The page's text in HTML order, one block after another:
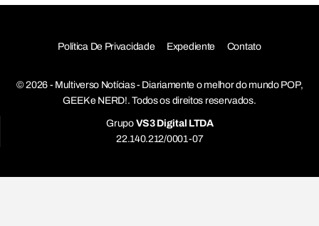
Política De Privacidade Expediente Contato
© 2026 - Multiverso Notícias - Diariamente o melhor do mundo POP,
GEEK e NERD!. Todos os direitos reservados.
Grupo VS3 Digital LTDA
22.140.212/0001-07